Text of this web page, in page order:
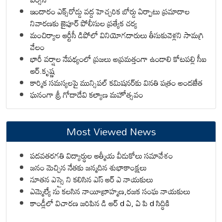
ఇందారం ఎక్స్‌రోడ్డు వద్ద హెచ్చరిక బోర్డు ఏర్పాటు ప్రమాదాల
నివారణకు జైపూర్ పోలీసుల ప్రత్యేక చర్య
మంచిర్యాల ఆర్టీసీ డిపోలో వినియోగదారులు తీసుకువెళ్లని సామగ్రి
వేలం
భారీ వర్షాల నేపథ్యంలో ప్రజలు అప్రమత్తంగా ఉండాలి కోటపల్లి సీఐ
ఆర్.కృష్ణ
కార్మిక సమస్యలపై మున్సిపల్ కమిషనర్‌కు వినతి పత్రం అందజేత
ఘనంగా శ్రీ గోదాదేవి కల్యాణ మహోత్సవం
Most Viewed News
పదవతరగతి విద్యార్థుల ఆత్మీయ వీడుకోలు సమావేశం
జనం మెచ్చిన నేతకు జన్మదిన శుభాకాంక్షలు
నూతన ఎస్సై ని కలిసిన ఎస్ ఆర్ ఎ నాయకులు
ఎమ్మెల్యే ను కలసిన నాయీబ్రాహ్మణ,రజక సంఘ నాయకులు
కాండ్లీలో విచారణ జరిపిన డి ఆర్ d ఏ, ఏ పి d సిద్ధికి